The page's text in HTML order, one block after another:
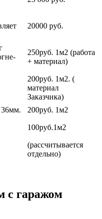
20000 руб.
250руб. 1м2 (работа
+ материал)
200руб. 1м2. (
материал
Заказчика)
36мм.
200руб. 1м2
100руб.1м2
(рассчитывается
отдельно)
с гаражом